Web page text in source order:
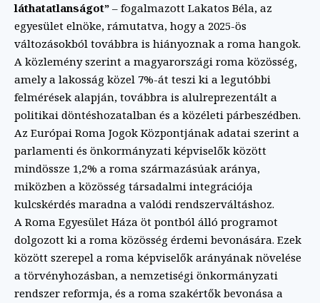
láthatatlanságot” – fogalmazott Lakatos Béla, az
egyesület elnöke, rámutatva, hogy a 2025-ös
változásokból továbbra is hiányoznak a roma hangok.
A közlemény szerint a magyarországi roma közösség,
amely a lakosság közel 7%-át teszi ki a legutóbbi
felmérések alapján, továbbra is alulreprezentált a
politikai döntéshozatalban és a közéleti párbeszédben.
Az Európai Roma Jogok Központjának adatai szerint a
parlamenti és önkormányzati képviselők között
mindössze 1,2% a roma származásúak aránya,
miközben a közösség társadalmi integrációja
kulcskérdés maradna a valódi rendszerváltáshoz.
A Roma Egyesület Háza öt pontból álló programot
dolgozott ki a roma közösség érdemi bevonására. Ezek
között szerepel a roma képviselők arányának növelése
a törvényhozásban, a nemzetiségi önkormányzati
rendszer reformja, és a roma szakértők bevonása a